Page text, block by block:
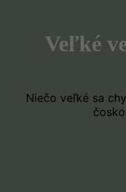
Veľké
Niečo veľké sa